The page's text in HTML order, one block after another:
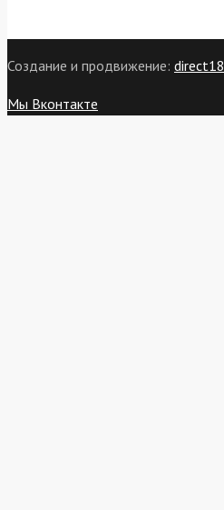
Создание и продвижение: direct18
Мы Вконтакте